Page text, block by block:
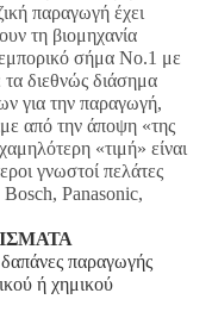
παραγωγή έχει
τη βιομηχανία
εμπορικό σήμα No.1 με
τα διεθνώς διάσημα
για την παραγωγή,
από την άποψη «της
«τιμή» είναι
γνωστοί πελάτες
Panasonic,
παραγωγής
ή χημικού